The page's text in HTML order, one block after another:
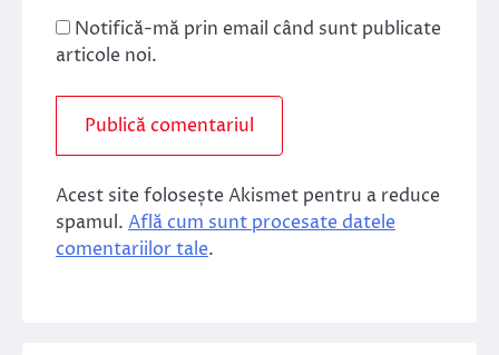
Notifică-mă prin email când sunt publicate
articole noi.
Acest site folosește Akismet pentru a reduce
spamul. Află cum sunt procesate datele
comentariilor tale.